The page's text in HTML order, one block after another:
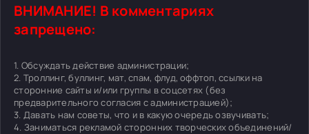
ВНИМАНИЕ! В комментариях
запрещено:
1. Обсуждать действие администрации;
2. Троллинг, буллинг, мат, спам, флуд, оффтоп, ссылки на
сторонние сайты и/или группы в соцсетях (без
предварительного согласия с администрацией);
3. Давать нам советы, что и в какую очередь озвучивать;
4. Заниматься рекламой сторонних творческих объединений/